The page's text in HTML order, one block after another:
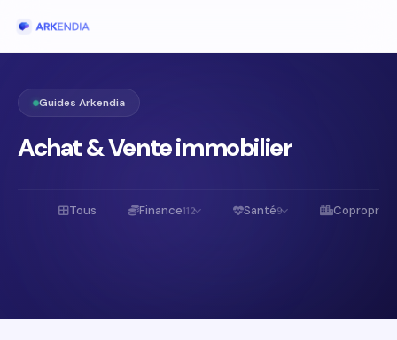
Guides Arkendia
Achat & Vente immobilier
Tous Finance112 Santé9